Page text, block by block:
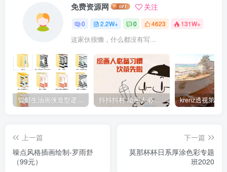
免费资源网 关注
0 2.2W+ 0 4623 131W+
这家伙很懒，什么都没有写...
管郁生油画侠造型逻辑班第一期2019年5月【高清不缺课】 抖抖抖村 绘画人必备习惯2020【画质不错】
上一篇
噪点风格插画绘制-罗雨舒
（99元）
下一篇
莫那杯杯日系厚涂色彩专题
班2020